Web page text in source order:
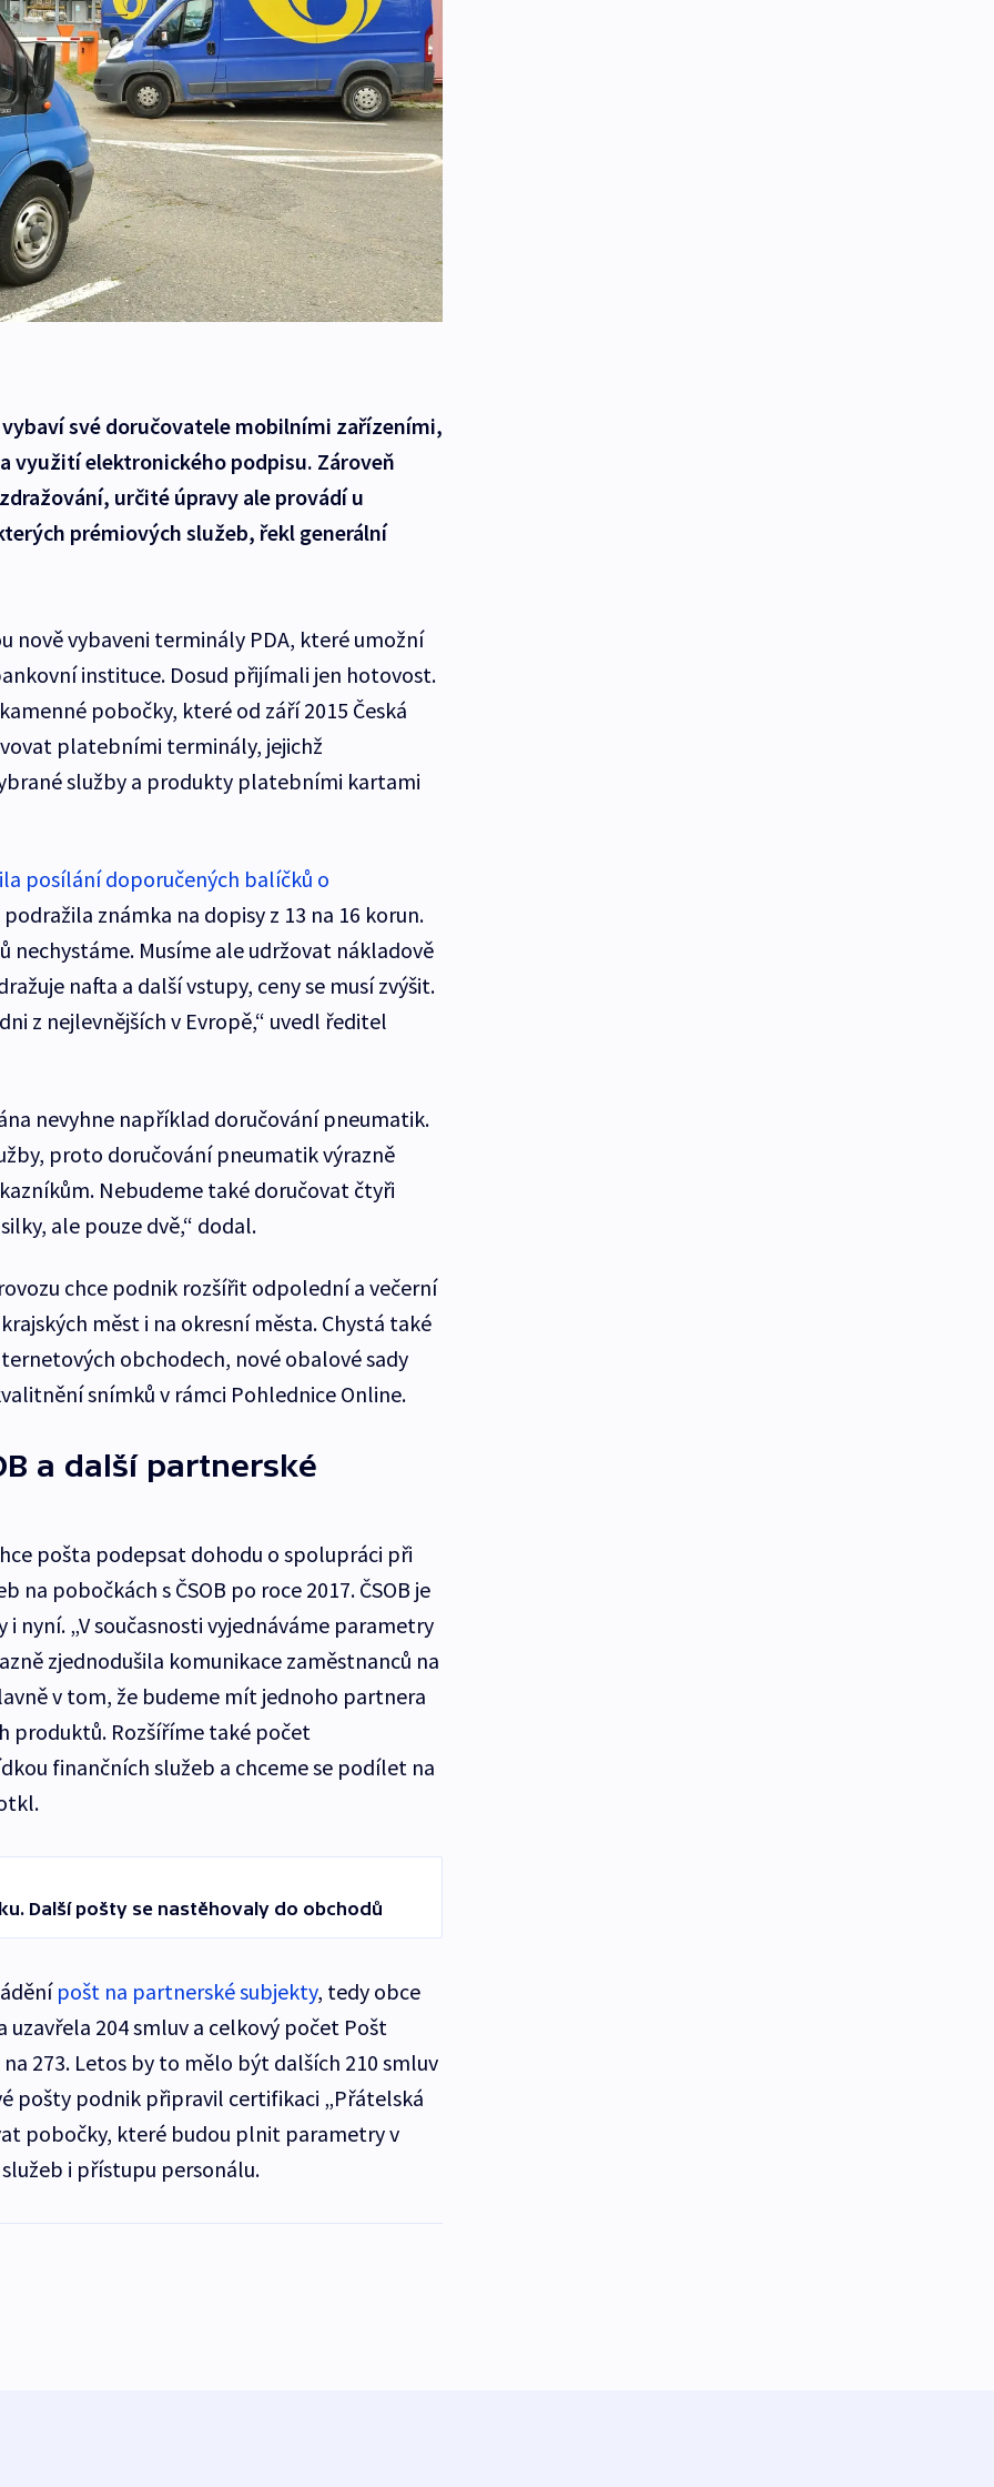
své doručovatele mobilními zařízeními,
využití elektronického podpisu. Zároveň
určité úpravy ale provádí u
prémiových služeb, řekl generální
nově vybaveni terminály PDA, které umožní
instituce. Dosud přijímali jen hotovost.
pobočky, které od září 2015 Česká
platebními terminály, jejichž
služby a produkty platebními kartami
posílání doporučených balíčků o
známka na dopisy z 13 na 16 korun.
nechystáme. Musíme ale udržovat nákladově
nafta a další vstupy, ceny se musí zvýšit.
z nejlevnějších v Evropě,“ uvedl ředitel
nevyhne například doručování pneumatik.
proto doručování pneumatik výrazně
Nebudeme také doručovat čtyři
ale pouze dvě,“ dodal.
chce podnik rozšířit odpolední a večerní
měst i na okresní města. Chystá také
obchodech, nové obalové sady
snímků v rámci Pohlednice Online.
a další partnerské
pošta podepsat dohodu o spolupráci při
pobočkách s ČSOB po roce 2017. ČSOB je
nyní. „V současnosti vyjednáváme parametry
zjednodušila komunikace zaměstnanců na
v tom, že budeme mít jednoho partnera
produktů. Rozšíříme také počet
finančních služeb a chceme se podílet na
Další pošty se nastěhovaly do obchodů
pošt na partnerské subjekty, tedy obce
204 smluv a celkový počet Pošt
273. Letos by to mělo být dalších 210 smluv
pošty podnik připravil certifikaci „Přátelská
pobočky, které budou plnit parametry v
i přístupu personálu.